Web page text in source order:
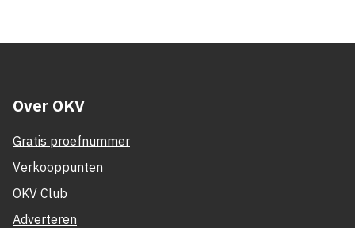
Over OKV
Gratis proefnummer
Verkooppunten
OKV Club
Adverteren